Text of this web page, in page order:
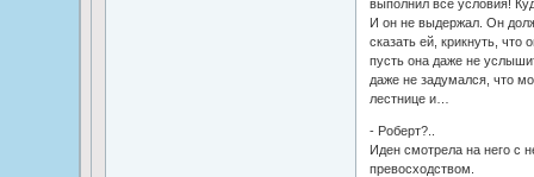
выполнил все условия!
И он не выдержал. Он
сказать ей, крикнуть,
пусть она даже не
даже не задумался, что
лестнице и…
- Роберт?..
Иден смотрела на него с
превосходством.